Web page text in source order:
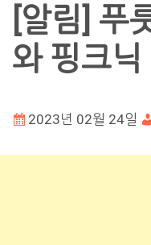
[알림] 푸
와 핑크닉
2023년 02월 24일